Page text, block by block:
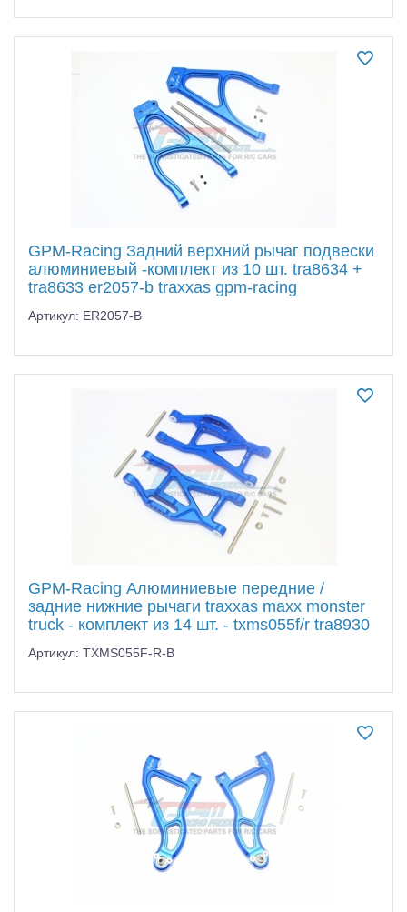
GPM-Racing Задний верхний рычаг подвески
алюминиевый -комплект из 10 шт. tra8634 +
tra8633 er2057-b traxxas gpm-racing
Артикул: ER2057-B
GPM-Racing Алюминиевые передние /
задние нижние рычаги traxxas maxx monster
truck - комплект из 14 шт. - txms055f/r tra8930
Артикул: TXMS055F-R-B